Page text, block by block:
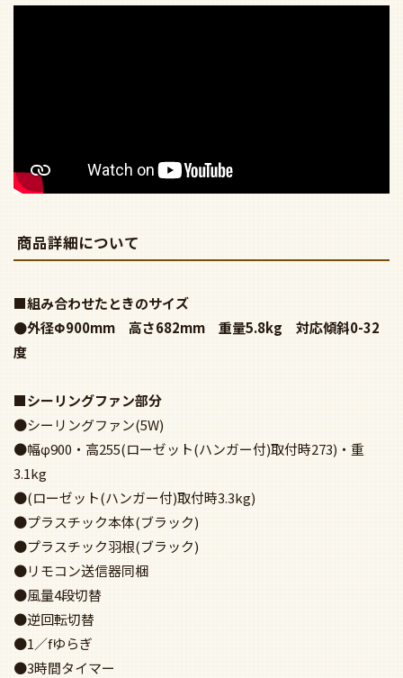
商品詳細について
■組み合わせたときのサイズ
●外径Φ900mm 高さ682mm 重量5.8kg 対応傾斜0-32
度
■シーリングファン部分
●シーリングファン(5W)
●幅φ900・高255(ローゼット(ハンガー付)取付時273)・重
3.1kg
●(ローゼット(ハンガー付)取付時3.3kg)
●プラスチック本体(ブラック)
●プラスチック羽根(ブラック)
●リモコン送信器同梱
●風量4段切替
●逆回転切替
●1／fゆらぎ
●3時間タイマー